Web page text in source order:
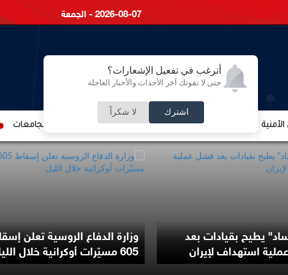
أترغب في تفعيل الإشعارات؟
حتى لا تفوتك آخر الأحداث والأخبار العاجلة
اشترك لا شكراً
2026-08-07 - الجمعة
الشؤون الإقتصادية الشؤون البرلمانية التعليم والجامعات
يطيح بقيادات بعد
استهداف لإيران
وزارة الدفاع الروسية تعلن
605 مسيّرات أوكرانية خلال الليل